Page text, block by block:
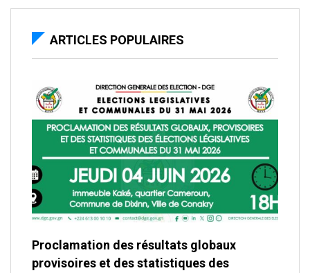
ARTICLES POPULAIRES
Proclamation des résultats globaux
provisoires et des statistiques des